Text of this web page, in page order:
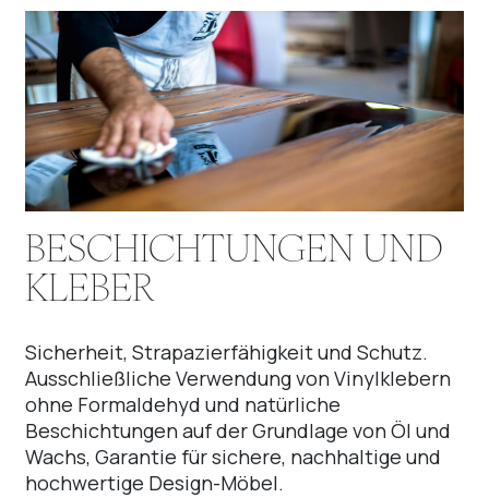
BESCHICHTUNGEN UND
KLEBER
Sicherheit, Strapazierfähigkeit und Schutz.
Ausschließliche Verwendung von Vinylklebern
ohne Formaldehyd und natürliche
Beschichtungen auf der Grundlage von Öl und
Wachs, Garantie für sichere, nachhaltige und
hochwertige Design-Möbel.